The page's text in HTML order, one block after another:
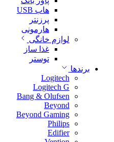
هاب USB
پرزنتر
هارمونی
لوازم خانگی
غذا ساز
توستر
برندها
Logitech
Logitech G
Bang & Olufsen
Beyond
Beyond Gaming
Philips
Edifier